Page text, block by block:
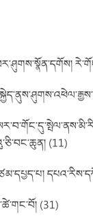
(11)
(31)